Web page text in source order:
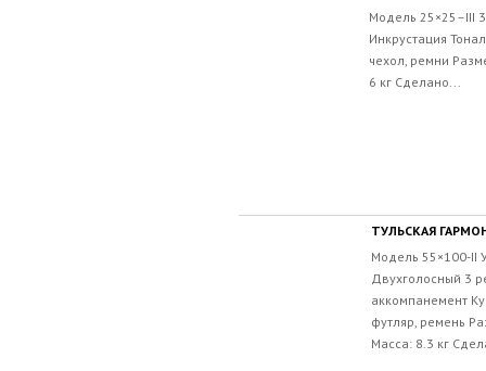
Модель 25×25–III
Инкрустация
чехол, ремни
6 кг Сделано...
ТУЛЬСКАЯ
Модель 55×100-II
Двухголосный 3
аккомпанемент
футляр, ремень
Масса: 8.3 кг